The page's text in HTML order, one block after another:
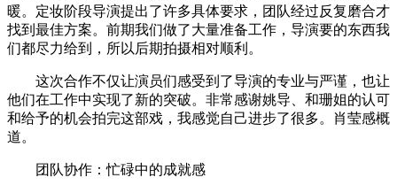
暖。定妆阶段导演提出了许多具体要求，团队经过反复磨合才
找到最佳方案。前期我们做了大量准备工作，导演要的东西我
们都尽力给到，所以后期拍摄相对顺利。
这次合作不仅让演员们感受到了导演的专业与严谨，也让
他们在工作中实现了新的突破。非常感谢姚导、和珊姐的认可
和给予的机会拍完这部戏，我感觉自己进步了很多。肖莹感概
道。
团队协作：忙碌中的成就感